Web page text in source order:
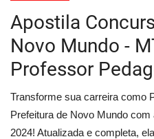
Home
Apostilas PDF
Apostila Impressa
Cursos Online
Apostila
Novo Mundo -
Professor
Transforme sua carreira como
Prefeitura de Novo Mundo
2024! Atualizada e completa,